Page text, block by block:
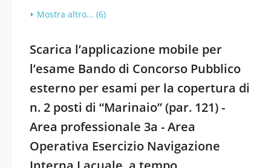
Mostra altro... (6)
Scarica l’applicazione mobile per
l’esame Bando di Concorso Pubblico
esterno per esami per la copertura di
n. 2 posti di “Marinaio” (par. 121) -
Area professionale 3a - Area
Operativa Esercizio Navigazione